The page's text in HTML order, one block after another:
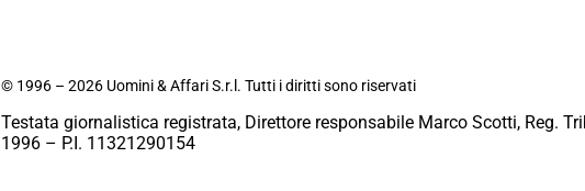
© 1996 – 2026 Uomini & Affari S.r.l. Tutti i diritti sono riservati
Testata giornalistica registrata, Direttore responsabile Marco Scotti, Reg.
1996 – P.I. 11321290154